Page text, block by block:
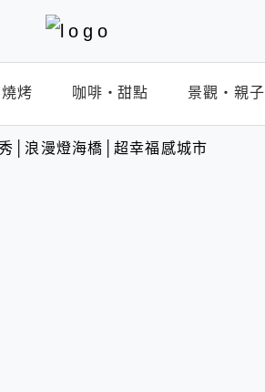
烤 咖啡‧甜點 景觀‧親子
│浪漫燈海橋│超幸福感城市